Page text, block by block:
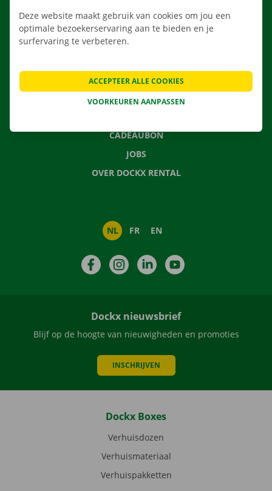
VERHUISOPLOSSINGEN
CONTACTEER ONS
VEELGESTELDE VRAGEN
CADEAUBON
JOBS
OVER DOCKX RENTAL
NL FR EN
FacebookInstagramLinkedIn
Dockx nieuwsbrief
Blijf op de hoogte van nieuwigheden en promoties
INSCHRIJVEN
Dockx Boxes
Verhuisdozen
Verhuismateriaal
Verhuispakketten
Deze website maakt gebruik van cookies om jou een
optimale bezoekerservaring aan te bieden en je
surfervaring te verbeteren.
VOORKEUREN AANPASSEN
ACCEPTEER ALLE COOKIES